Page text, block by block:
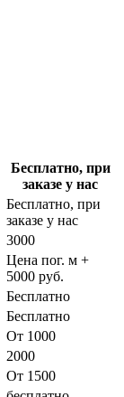
Бесплатно, при
заказе у нас
Бесплатно, при
заказе у нас
3000
Цена пог. м +
5000 руб.
Бесплатно
Бесплатно
От 1000
2000
От 1500